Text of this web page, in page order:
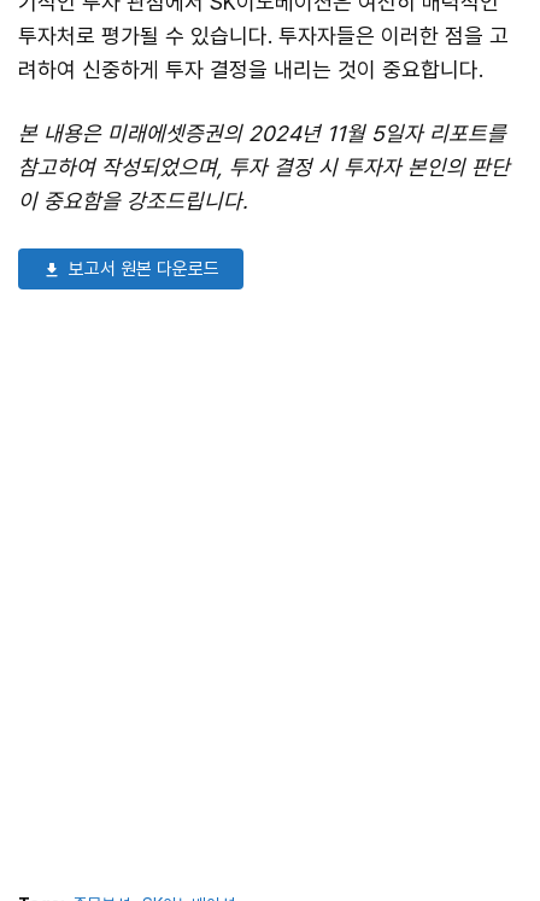
투자처로 평가될 수 있습니다. 투자자들은 이러한 점을 고
려하여 신중하게 투자 결정을 내리는 것이 중요합니다.
본 내용은 미래에셋증권의 2024년 11월 5일자 리포트를
참고하여 작성되었으며, 투자 결정 시 투자자 본인의 판단
이 중요함을 강조드립니다.
보고서 원본 다운로드